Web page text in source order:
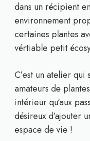
dans un récipient
environnement
certaines plantes
vértiable petit
C’est un atelier qui
amateurs de
intérieur qu’aux
désireux d’ajouter
espace de vie !